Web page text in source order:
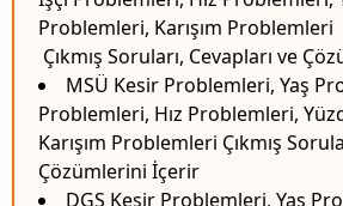
Problemleri, Karışım Problemleri
Çıkmış Soruları, Cevapları ve
MSÜ Kesir Problemleri, Yaş
Problemleri, Hız Problemleri,
Karışım Problemleri Çıkmış
Çözümlerini İçerir
DGS Kesir Problemleri, Yaş